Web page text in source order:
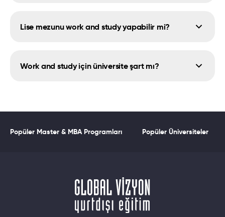
Lise mezunu work and study yapabilir mi?
Work and study için üniversite şart mı?
Popüler Master & MBA Programları Popüler Üniversiteler